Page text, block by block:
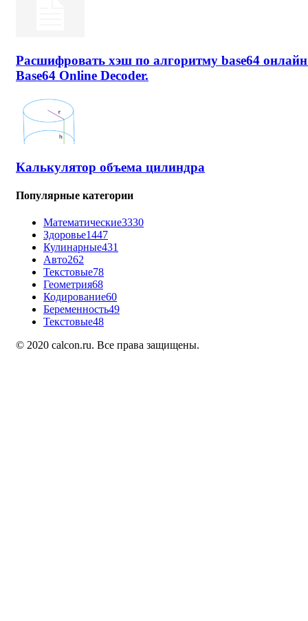
Расшифровать хэш по алгоритму base64
Base64 Online Decoder.
Калькулятор объема цилиндра
Популярные категории
Математические3330
Здоровье1447
Кулинарные431
Авто262
Текстовые78
Геометрия68
Кодирование60
Беременность49
Текстовые48
© 2020 calcon.ru. Все права защищены.